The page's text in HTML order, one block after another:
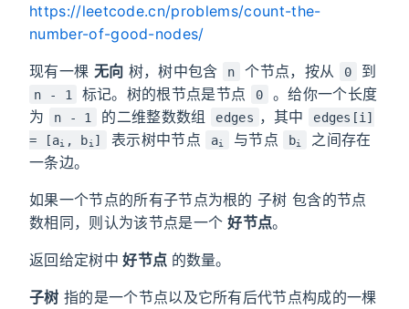
https://leetcode.cn/problems/count-the-
number-of-good-nodes/
现有一棵 无向 树，树中包含 n 个节点，按从 0 到
n - 1 标记。树的根节点是节点 0
。给你一个长度
为
n - 1 的二维整数数组 edges ，其中
edges[i]
= [ai , bi ] 表示树中节点 ai 与节点 bi
之间存在
一条边。
如果一个节点的所有子节点为根的子树 包含的节点
数相同，则认为该节点是一个好节点。
返回给定树中 好节点 的数量。
子树 指的是一个节点以及它所有后代节点构成的一棵